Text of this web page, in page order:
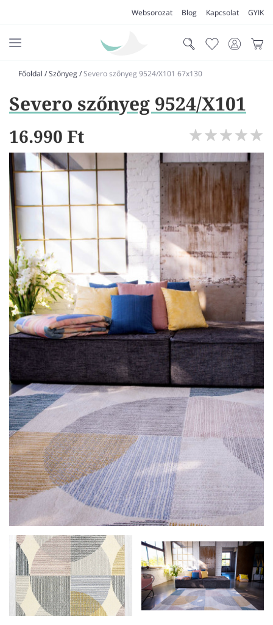
Websorozat Blog Kapcsolat GYIK
AKCIÓK
SZŐNYEG
LAKÁSTEXTIL
MŰFŰ
VÍZÁLLÓ PADLÓ
LAMINÁLT PADLÓ
FUTÓSZŐNYEG
LÁBTÖRLŐ
FÜRDŐSZOBA SZŐNYEG
AJÁNDÉK ÖTLETEK
VINYL FALBURKOLAT
Főoldal /Szőnyeg/Severo szőnyeg 9524/X101 67x130
Severo szőnyeg 9524/X101
16.990 Ft